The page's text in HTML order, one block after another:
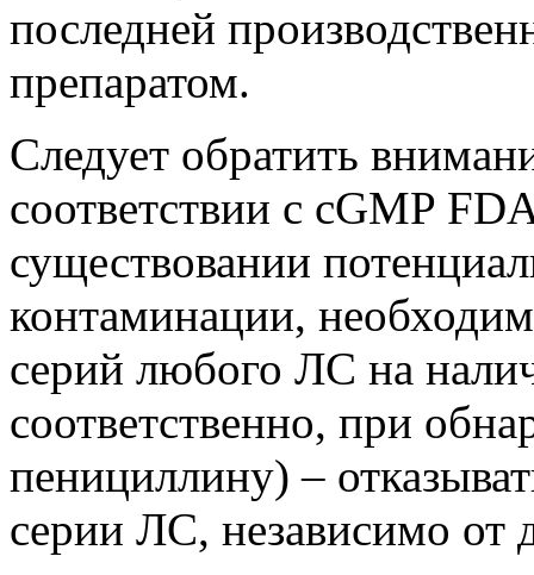
последней
препаратом.
Следует обратить
соответствии с cGMP
существовании
контаминации,
серий любого ЛС на
соответственно, при
пенициллину) –
серии ЛС, независимо от